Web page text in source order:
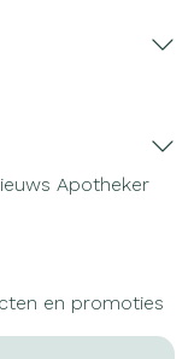
Apotheker
en promoties